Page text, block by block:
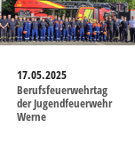
17.05.2025
Berufsfeuerwehrtag
der Jugendfeuerwehr
Werne